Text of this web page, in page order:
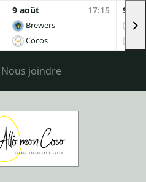
9 août 17:15
Brewers
Cocos
9
Nous joindre